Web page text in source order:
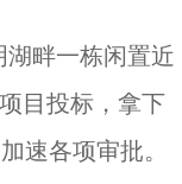
畔一栋闲置近
目投标，拿下
速各项审批。